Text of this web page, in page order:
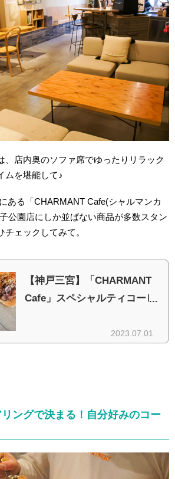
、店内奥のソファ席でゆったりリラック
ムを堪能して♪
ある「CHARMANT Cafe(シャルマンカ
公園店にしか並ばない商品が多数スタン
ェックしてみて。
リングで決まる！自分好みのコー